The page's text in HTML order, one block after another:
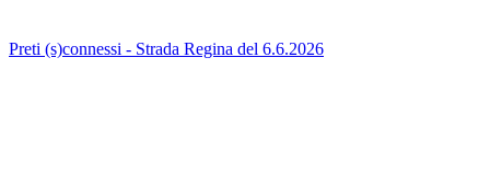
Preti (s)connessi - Strada Regina del 6.6.2026